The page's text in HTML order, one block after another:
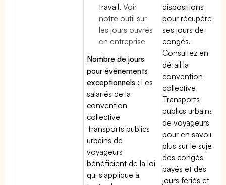
travail.Voir
notre outil sur
les jours ouvrés
en entreprise
Nombre de jours
pour événements
exceptionnels : Les
salariés de la
convention
collective
Transports publics
urbains de
voyageurs
bénéficient de la loi
qui s'applique à
dispositions
pour récupérer
ses jours de
congés.
Consultez en
détail la
convention
collective
Transports
publics urbains
de voyageurs
pour en savoir
plus sur le sujet
des congés
payés et des
jours fériés et